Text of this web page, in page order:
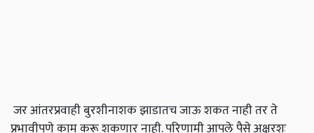
जर आंतरप्रवाही बुरशीनाशक झाडातच जाऊ शकत नाही तर ते
प्रभावीपणे काम करू शकणार नाही. परिणामी आपले पैसे अक्षरशः